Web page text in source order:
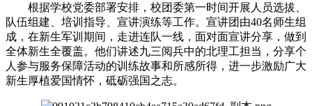
根据学校党委部署安排，校团委第一时间开展人员选拔、
队伍组建、培训指导、宣讲演练等工作。宣讲团由40名师生组
成，在新生军训期间，走进连队一线，面对面宣讲分享，做到
全体新生全覆盖。他们讲述九三阅兵中的北理工担当，分享个
人参与服务保障活动的训练故事和所感所得，进一步激励广大
新生厚植爱国情怀，砥砺强国之志。